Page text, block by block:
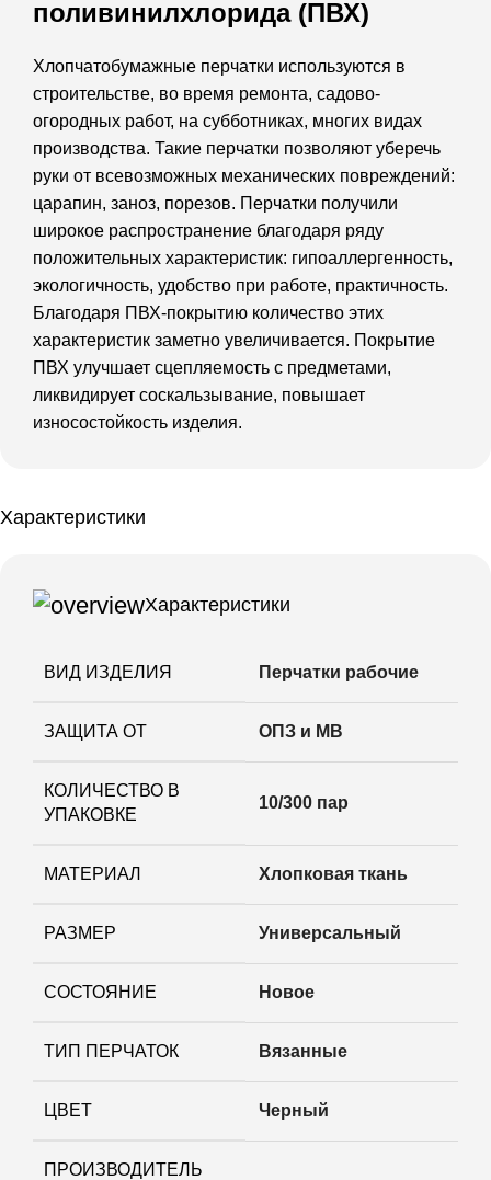
поливинилхлорида (ПВХ)
Хлопчатобумажные перчатки используются в
строительстве, во время ремонта, садово-
огородных работ, на субботниках, многих видах
производства. Такие перчатки позволяют уберечь
руки от всевозможных механических повреждений:
царапин, заноз, порезов. Перчатки получили
широкое распространение благодаря ряду
положительных характеристик: гипоаллергенность,
экологичность, удобство при работе, практичность.
Благодаря ПВХ-покрытию количество этих
характеристик заметно увеличивается. Покрытие
ПВХ улучшает сцепляемость с предметами,
ликвидирует соскальзывание, повышает
износостойкость изделия.
Характеристики
Характеристики
ВИД ИЗДЕЛИЯ Перчатки рабочие
ЗАЩИТА ОТ ОПЗ и МВ
КОЛИЧЕСТВО В
УПАКОВКЕ
10/300 пар
МАТЕРИАЛ Хлопковая ткань
РАЗМЕР Универсальный
СОСТОЯНИЕ Новое
ТИП ПЕРЧАТОК Вязанные
ЦВЕТ Черный
ПРОИЗВОДИТЕЛЬ